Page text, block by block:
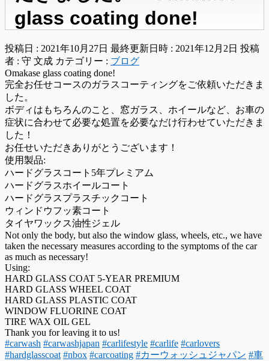
glass coating done!
投稿日 : 2021年10月27日 最終更新日時 : 2021年12月2日 投稿
者 : 守 文成 カテゴリー : ブログ
Omakase glass coating done!
完全お任せコースのガラスコーティングをご依頼いただきま
した。
ボディはもちろんのこと、窓ガラス、ホイールなど、お車の
症状に合わせて必要な処置を必要なだけ行わせていただきま
した！
お任せいただきありがとうございます！
使用製品:
ハードグラスコート5年プレミアム
ハードグラスホイールコート
ハードグラスプラスチックコート
ウィンドウフッ素コート
タイヤワックス油性ジェル
Not only the body, but also the window glass, wheels, etc., we have
taken the necessary measures according to the symptoms of the car
as much as necessary!
Using:
HARD GLASS COAT 5-YEAR PREMIUM
HARD GLASS WHEEL COAT
HARD GLASS PLASTIC COAT
WINDOW FLUORINE COAT
TIRE WAX OIL GEL
Thank you for leaving it to us!
#carwash #carwashjapan #carlifestyle #carlife #carlovers
#hardglasscoat #nbox #carcoating #カーウォッシュジャパン #車